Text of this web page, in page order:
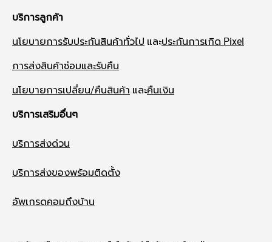
บริการลูกค้า
นโยบายการรับประกันสินค้าทั่วไป และประกันการเกิด Pixel
การส่งสินค้าซ่อมและรับคืน
นโยบายการเปลี่ยน/คืนสินค้า และคืนเงิน
บริการเสริมอื่นๆ
บริการส่งด่วน
บริการส่งของพร้อมติดตั้ง
อัพเกรดคอมถึงบ้าน